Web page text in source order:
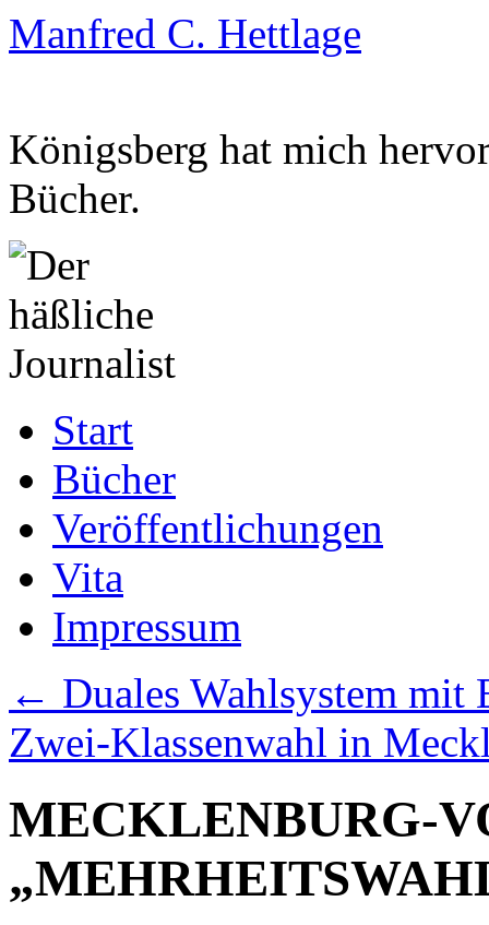
Manfred C. Hettlage
Königsberg hat mich
Bücher.
Inhalt
springenStart
Bücher
Veröffentlichungen
Vita
Impressum
← Duales Wahlsystem
Zwei-Klassenwahl in
MECKLENBURG-